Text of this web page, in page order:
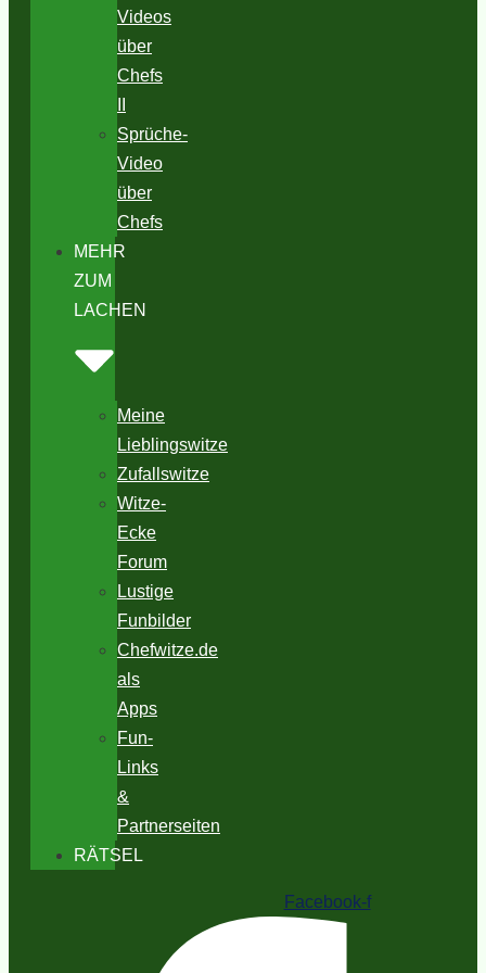
Videos
über
Chefs
Sprüche-
Video
über
Chefs
MEHR
ZUM
LACHEN
Meine
Lieblingswitze
Zufallswitze
Witze-
Ecke
Forum
Lustige
Funbilder
Chefwitze.de
als
Apps
Fun-
Links
&
Partnerseiten
RÄTSEL
Facebook-f